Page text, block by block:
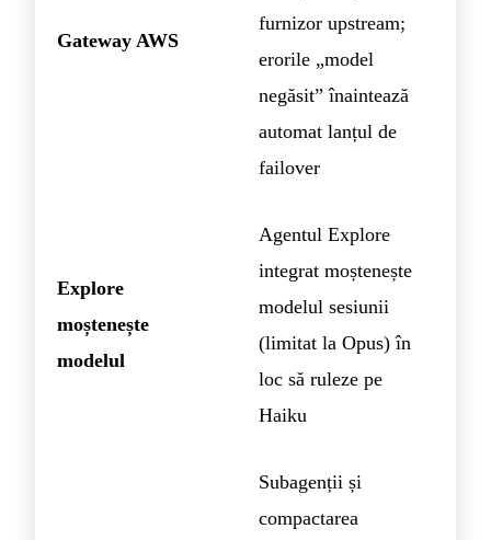
Gateway AWS
furnizor upstream;
erorile „model
negăsit” înaintează
automat lanțul de
failover
Explore
moștenește
modelul
Agentul Explore
integrat moștenește
modelul sesiunii
(limitat la Opus) în
loc să ruleze pe
Haiku
Subagenții și
compactarea